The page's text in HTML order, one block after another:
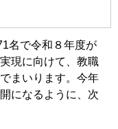
名で令和８年度が
現に向けて、教職
まいります。今年
になるように、次